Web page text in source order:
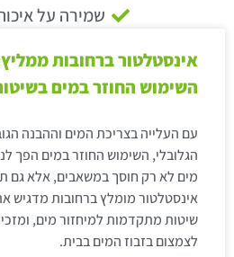
שמירה על
אינסטלטור ברחובות
השימוש החוזר במים
עם העלייה בצריכת המים וההבנה
הגלובלי, השימוש החוזר במים הפך
מים לא רק חוסך במשאבים, אלא גם
אינסטלטור מומלץ ברחובות מדגיש
שיטות מתקדמות למיחזור מים,
לצמצום בזבוז המים בבית.